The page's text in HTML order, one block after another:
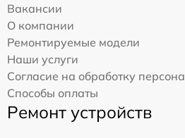
Вакансии
О компании
Ремонтируемые модели
Наши услуги
Согласие на обработку
Способы оплаты
Ремонт устройств